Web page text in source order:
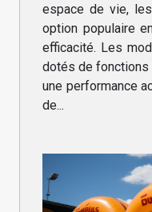
espace de vie,
option populaire
efficacité. Les
dotés de
une performance
de...